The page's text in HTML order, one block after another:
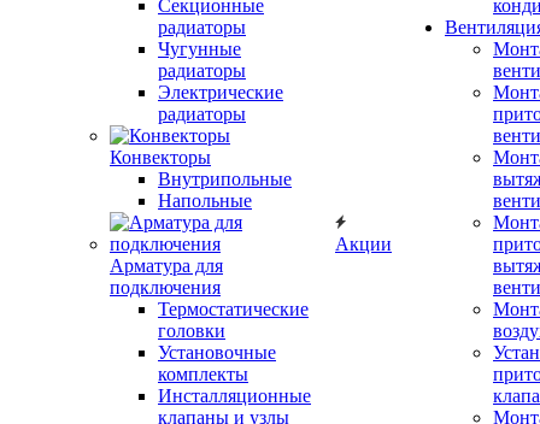
Секционные
радиаторы
Чугунные
радиаторы
Электрические
радиаторы
Конвекторы
Внутрипольные
Напольные
Арматура для
подключения
Термостатические
головки
Установочные
комплекты
Инсталляционные
клапаны и узлы
Акции